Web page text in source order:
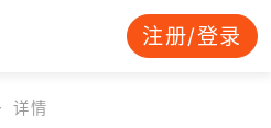
注册/登录
详情